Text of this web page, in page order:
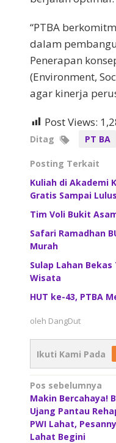
“PTBA
dalam
Penerapan
(Environment,
agar kinerja
Post Views:
Ditag PT BA
Posting Terkait
Kuliah di Akademi
Gratis Sampai
Tim Voli Bukit
Safari Ramadhan
Murah
Sulap Lahan
Wisata
HUT ke-43, PTBA
oleh DangDut
Ikuti Kami Pada
Navigasi
pos
Pos sebelumnya
Makin Bercahaya!
Ujang Pantau
PWI Lahat,
Lahat Begini